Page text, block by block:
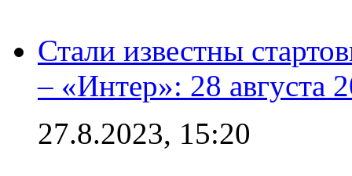
Стали известны
– «Интер»: 28 августа
27.8.2023, 15:20